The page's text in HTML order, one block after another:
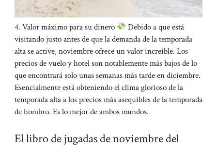
4. Valor máximo para su dinero
Debido a que está
visitando justo antes de que la demanda de la temporada
alta se active, noviembre ofrece un valor increíble. Los
precios de vuelo y hotel son notablemente más bajos de lo
que encontrará solo unas semanas más tarde en diciembre.
Esencialmente está obteniendo el clima glorioso de la
temporada alta a los precios más asequibles de la temporada
de hombro. Es lo mejor de ambos mundos.
El libro de jugadas de noviembre del